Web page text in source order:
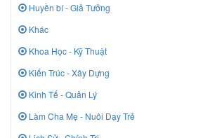
Huyền bí - Giả Tưởng
Khác
Khoa Học - Kỹ Thuật
Kiến Trúc - Xây Dựng
Kinh Tế - Quản Lý
Làm Cha Mẹ - Nuôi Dạy Trẻ